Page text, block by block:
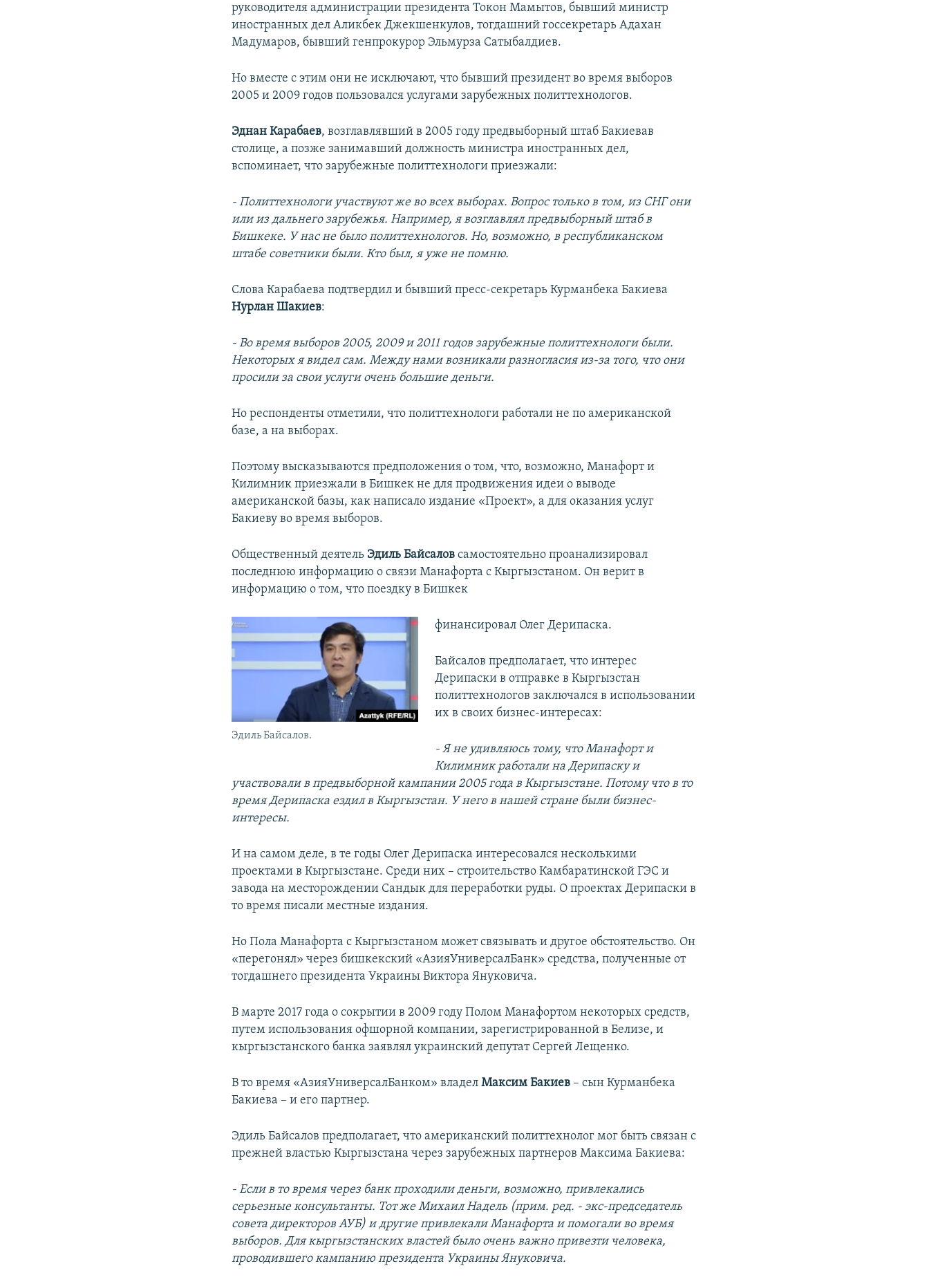
руководителя администрации президента Токон Мамытов, бывший министр
иностранных дел Аликбек Джекшенкулов, тогдашний госсекретарь Адахан
Мадумаров, бывший генпрокурор Эльмурза Сатыбалдиев.
Но вместе с этим они не исключают, что бывший президент во время выборов
2005 и 2009 годов пользовался услугами зарубежных политтехнологов.
Эднан Карабаев, возглавлявший в 2005 году предвыборный штаб Бакиевав
столице, а позже занимавший должность министра иностранных дел,
вспоминает, что зарубежные политтехнологи приезжали:
- Политтехнологи участвуют же во всех выборах. Вопрос только в том, из СНГ они
или из дальнего зарубежья. Например, я возглавлял предвыборный штаб в
Бишкеке. У нас не было политтехнологов. Но, возможно, в республиканском
штабе советники были. Кто был, я уже не помню.
Слова Карабаева подтвердил и бывший пресс-секретарь Курманбека Бакиева
Нурлан Шакиев:
- Во время выборов 2005, 2009 и 2011 годов зарубежные политтехнологи были.
Некоторых я видел сам. Между нами возникали разногласия из-за того, что они
просили за свои услуги очень большие деньги.
Но респонденты отметили, что политтехнологи работали не по американской
базе, а на выборах.
Поэтому высказываются предположения о том, что, возможно, Манафорт и
Килимник приезжали в Бишкек не для продвижения идеи о выводе
американской базы, как написало издание «Проект», а для оказания услуг
Бакиеву во время выборов.
Общественный деятель Эдиль Байсалов самостоятельно проанализировал
последнюю информацию о связи Манафорта с Кыргызстаном. Он верит в
информацию о том, что поездку в Бишкек
Эдиль Байсалов.
финансировал Олег Дерипаска.
Байсалов предполагает, что интерес
Дерипаски в отправке в Кыргызстан
политтехнологов заключался в использовании
их в своих бизнес-интересах:
- Я не удивляюсь тому, что Манафорт и
Килимник работали на Дерипаску и
участвовали в предвыборной кампании 2005 года в Кыргызстане. Потому что в то
время Дерипаска ездил в Кыргызстан. У него в нашей стране были бизнес-
интересы.
И на самом деле, в те годы Олег Дерипаска интересовался несколькими
проектами в Кыргызстане. Среди них – строительство Камбаратинской ГЭС и
завода на месторождении Сандык для переработки руды. О проектах Дерипаски в
то время писали местные издания.
Но Пола Манафорта с Кыргызстаном может связывать и другое обстоятельство. Он
«перегонял» через бишкекский «АзияУниверсалБанк» средства, полученные от
тогдашнего президента Украины Виктора Януковича.
В марте 2017 года о сокрытии в 2009 году Полом Манафортом некоторых средств,
путем использования офшорной компании, зарегистрированной в Белизе, и
кыргызстанского банка заявлял украинский депутат Сергей Лещенко.
В то время «АзияУниверсалБанком» владелМаксим Бакиев – сын Курманбека
Бакиева – и его партнер.
Эдиль Байсалов предполагает, что американский политтехнолог мог быть связан с
прежней властью Кыргызстана через зарубежных партнеров Максима Бакиева:
- Если в то время через банк проходили деньги, возможно, привлекались
серьезные консультанты. Тот же Михаил Надель (прим. ред. - экс-председатель
совета директоров АУБ) и другие привлекали Манафорта и помогали во время
выборов. Для кыргызстанских властей было очень важно привезти человека,
проводившего кампанию президента Украины Януковича.